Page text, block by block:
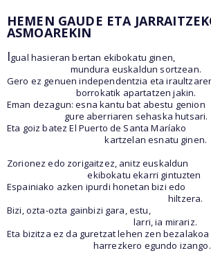
HEMEN GAUDE ETA
ASMOAREKIN
Igual hasieran bertan ekibokatu ginen,
mundura euskaldun sortzean.
Gero ez genuen independentzia eta
borrokatik apartatzen jakin.
Eman dezagun: esna kantu bat abestu genion
gure aberriaren sehaska hutsari.
Eta goiz batez El Puerto de Santa Maríako
kartzelan esnatu ginen.
Zorionez edo zorigaitzez, anitz euskaldun
ekibokatu ekarri gintuzten
Espainiako azken ipurdi honetan bizi edo
hiltzera.
Bizi, ozta-ozta gainbizi gara, estu,
larri, ia mirariz.
Eta bizitza ez da guretzat lehen zen bezalakoa
harrezkero egundo izango.